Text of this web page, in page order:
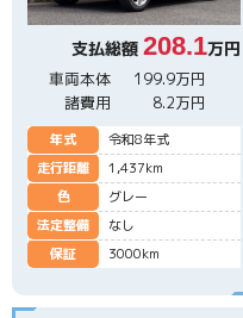
支払総額208.1万円
車両本体
199.9万円
諸費用
8.2万円
年式
令和8年式
走行距離
1,437km
色
グレー
法定整備
なし
保証
3000km